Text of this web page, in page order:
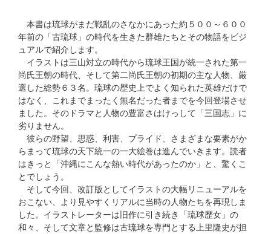
本書は琉球がまだ戦乱のさなかにあった約５００～６００
年前の「古琉球」の時代を生きた群雄たちとその物語をビジ
ュアルで紹介します。
イラストは三山対立の時代から琉球王国が統一された第一
尚氏王朝の時代、そして第二尚氏王朝の初期の主な人物、厳
選した総勢６３名。琉球の歴史上でよく知られた英雄だけで
はなく、これまでまったく無名だった者までを今回登場させ
ました。そのドラマと人物の豊富さはけっして「三国志」に
劣りません。
彼らの野望、思惑、利害、プライド、さまざまな要素がか
らまって琉球の天下統一の一大絵巻は進んでいきます。読者
はきっと「沖縄にこんな熱い時代があったのか」と、驚くこ
とでしょう。
そして今回、改訂版としてイラストの大幅リニューアルを
おこない、より見やすくリアルに当時の人物たちを再現しま
した。イラストレーターは旧作に引き続き「琉球歴女」の
和々、そして文章と監修は古琉球を専門とする上里隆史が担